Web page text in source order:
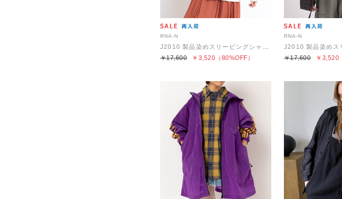
RNA-N
J2010 製品染めスリーピングシャツジャケット
￥3,520
￥17,600 （80%OFF）
RNA-N
￥3,520
￥17,600